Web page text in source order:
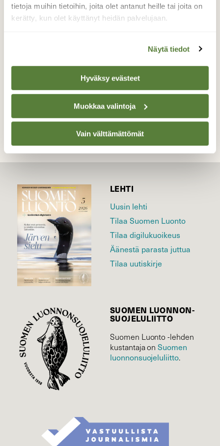
tietoja muihin tietoihin, joita olet antanut heille tai joita on
kerätty, kun olet käyttänyt heidän palvelujaan.
Näytä tiedot
Hyväksy evästeet
Muokkaa valintoja
Vain välttämättömät
oksissa olevat silmut vasta kuvassa, kevättä
kohti mennään.
Valokuvaaja: Helena Noronen, Hietaniemi,
TAKAISIN LISTAAN
LEHTI
Uusin lehti
Tilaa Suomen Luonto
Tilaa digilukuoikeus
Äänestä parasta juttua
Tilaa uutiskirje
SUOMEN LUONNON­
SUOJELU­LIITTO
Suomen Luonto -lehden
kustantaja onSuomen
luonnonsuojelu­liitto.